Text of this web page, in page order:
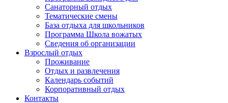
Санаторный отдых
Тематические смены
База отдыха для школьников
Программа Школа вожатых
Cведения об организации
Взрослый отдых
Проживание
Отдых и развлечения
Календарь событий
Корпоративный отдых
Контакты